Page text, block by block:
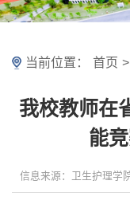
当前位置： 首页 >
我校教师在
能
信息来源：卫生护理学